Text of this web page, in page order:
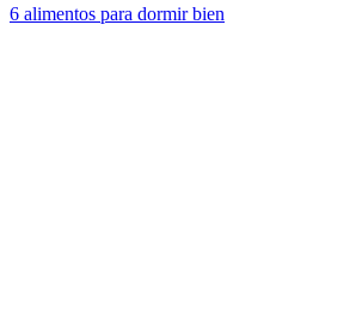
6 alimentos para dormir bien